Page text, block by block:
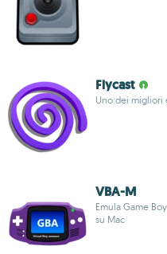
Flycast
Uno dei migliori
VBA-M
Emula Game
su Mac